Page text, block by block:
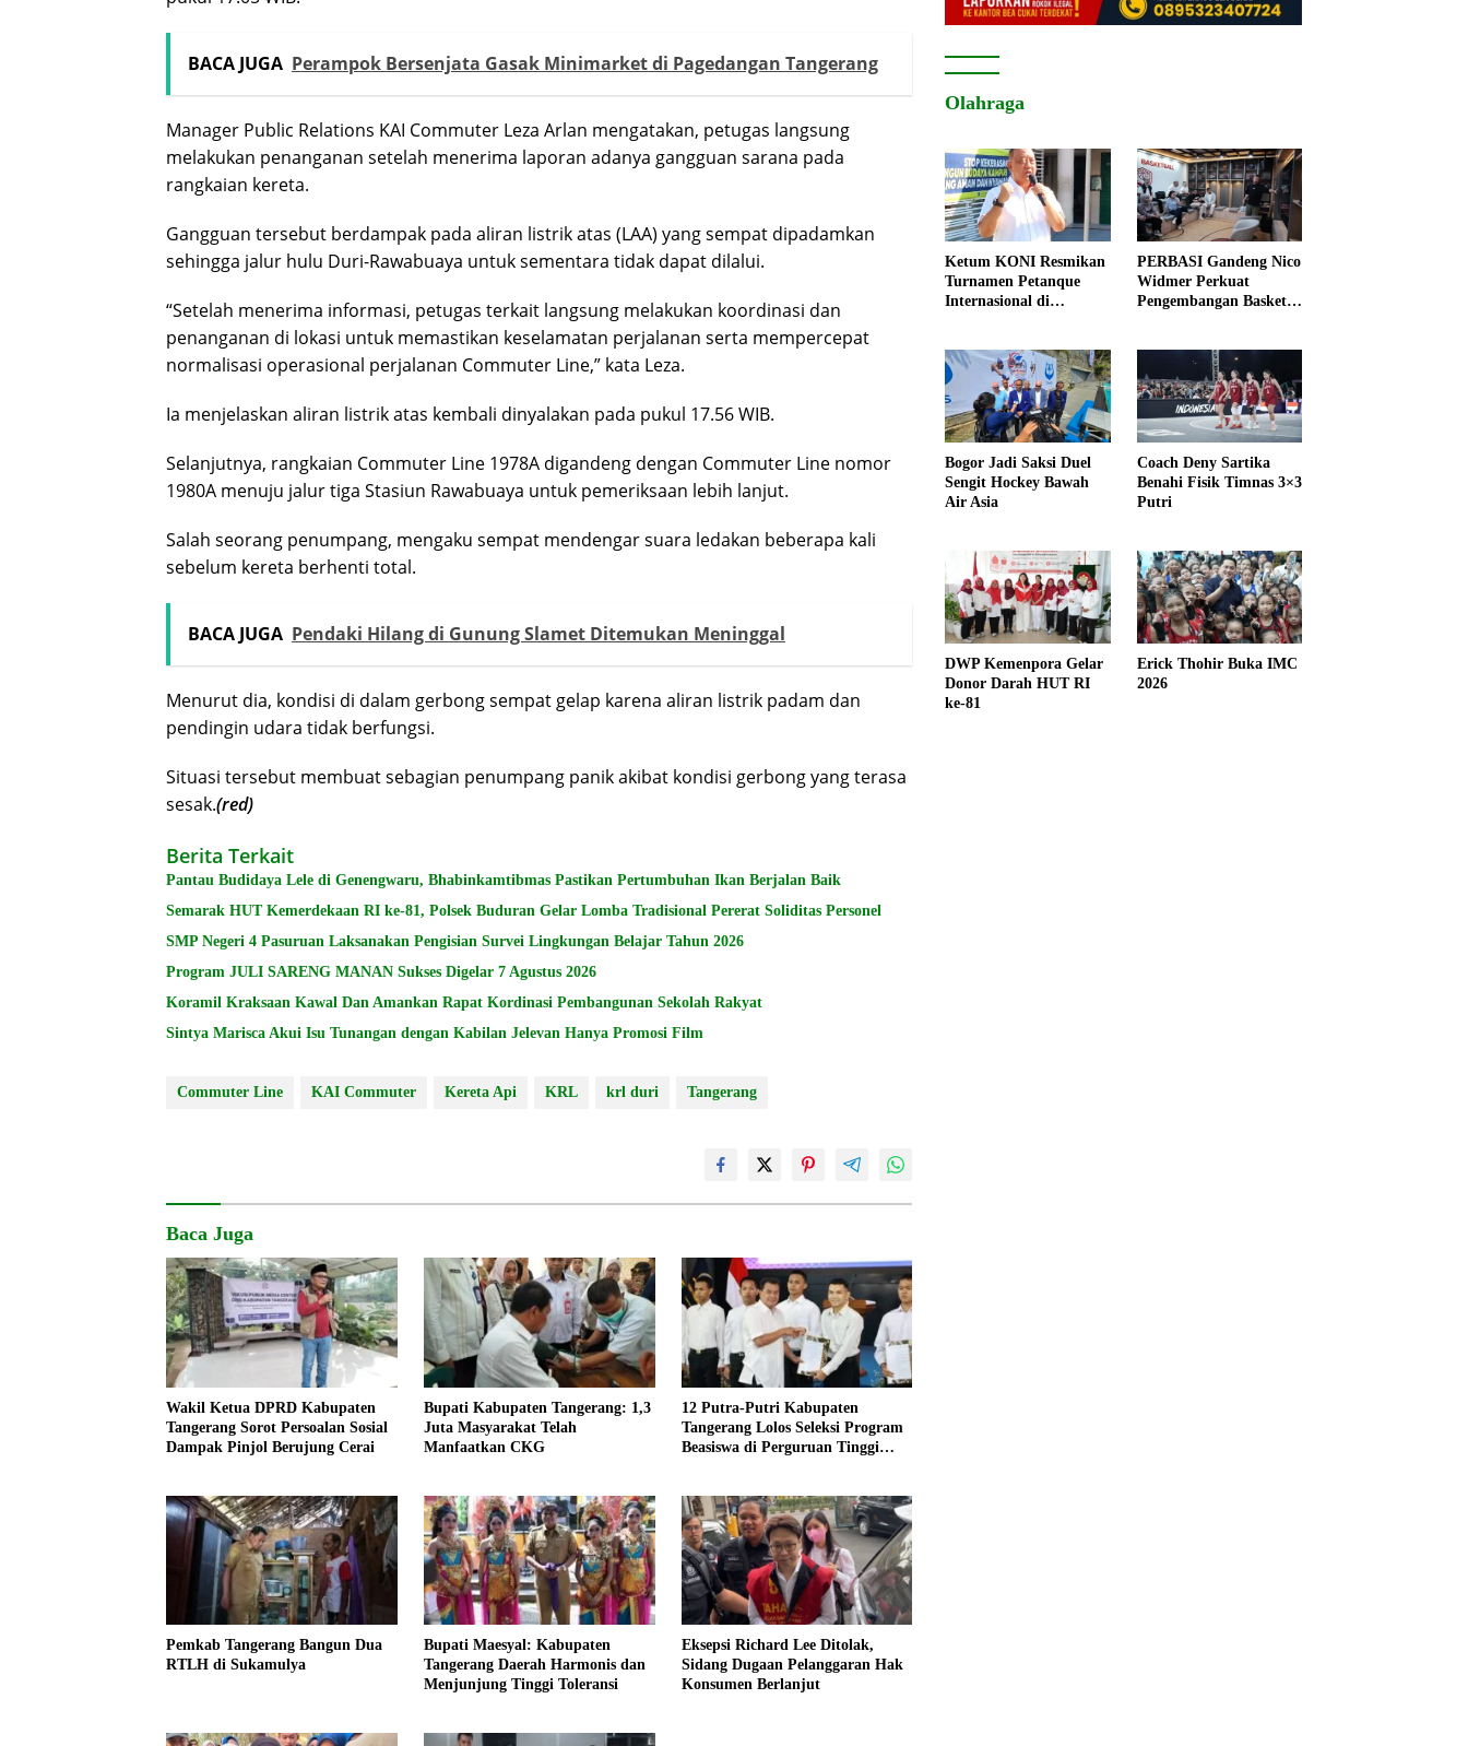
BACA JUGA Perampok Bersenjata Gasak Minimarket di Pagedangan Tangerang
Manager Public Relations KAI Commuter Leza Arlan mengatakan, petugas langsung
melakukan penanganan setelah menerima laporan adanya gangguan sarana pada
rangkaian kereta.
Gangguan tersebut berdampak pada aliran listrik atas (LAA) yang sempat dipadamkan
sehingga jalur hulu Duri-Rawabuaya untuk sementara tidak dapat dilalui.
“Setelah menerima informasi, petugas terkait langsung melakukan koordinasi dan
penanganan di lokasi untuk memastikan keselamatan perjalanan serta mempercepat
normalisasi operasional perjalanan Commuter Line,” kata Leza.
Ia menjelaskan aliran listrik atas kembali dinyalakan pada pukul 17.56 WIB.
Selanjutnya, rangkaian Commuter Line 1978A digandeng dengan Commuter Line nomor
1980A menuju jalur tiga Stasiun Rawabuaya untuk pemeriksaan lebih lanjut.
Salah seorang penumpang, mengaku sempat mendengar suara ledakan beberapa kali
sebelum kereta berhenti total.
BACA JUGA Pendaki Hilang di Gunung Slamet Ditemukan Meninggal
Menurut dia, kondisi di dalam gerbong sempat gelap karena aliran listrik padam dan
pendingin udara tidak berfungsi.
Situasi tersebut membuat sebagian penumpang panik akibat kondisi gerbong yang terasa
sesak.(red)
Berita Terkait
Pantau Budidaya Lele di Genengwaru, Bhabinkamtibmas Pastikan Pertumbuhan Ikan Berjalan Baik
Semarak HUT Kemerdekaan RI ke-81, Polsek Buduran Gelar Lomba Tradisional Pererat Soliditas Personel
SMP Negeri 4 Pasuruan Laksanakan Pengisian Survei Lingkungan Belajar Tahun 2026
Program JULI SARENG MANAN Sukses Digelar 7 Agustus 2026
Koramil Kraksaan Kawal Dan Amankan Rapat Kordinasi Pembangunan Sekolah Rakyat
Sintya Marisca Akui Isu Tunangan dengan Kabilan Jelevan Hanya Promosi Film
Commuter Line KAI Commuter Kereta Api KRL krl duri Tangerang
Baca Juga
Wakil Ketua DPRD Kabupaten
Tangerang Sorot Persoalan Sosial
Dampak Pinjol Berujung Cerai
Bupati Kabupaten Tangerang: 1,3
Juta Masyarakat Telah
Manfaatkan CKG
12 Putra-Putri Kabupaten
Tangerang Lolos Seleksi Program
Beasiswa di Perguruan Tinggi
Pemkab Tangerang Bangun Dua
RTLH di Sukamulya
Bupati Maesyal: Kabupaten
Tangerang Daerah Harmonis dan
Menjunjung Tinggi Toleransi
Eksepsi Richard Lee Ditolak,
Sidang Dugaan Pelanggaran Hak
Konsumen Berlanjut
Olahraga
Ketum KONI Resmikan
Turnamen Petanque
Internasional di
PERBASI Gandeng Nico
Widmer Perkuat
Pengembangan Basket
Bogor Jadi Saksi Duel
Sengit Hockey Bawah
Air Asia
Coach Deny Sartika
Benahi Fisik Timnas 3×3
Putri
DWP Kemenpora Gelar
Donor Darah HUT RI
ke-81
Erick Thohir Buka IMC
2026